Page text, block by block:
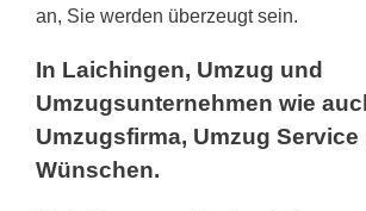
an, Sie werden überzeugt sein.
In Laichingen, Umzug und
Umzugsunternehmen wie
Umzugsfirma, Umzug Service
Wünschen.